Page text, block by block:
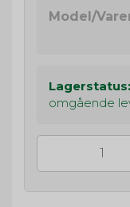
Model/
Lagerstatus:
omgående